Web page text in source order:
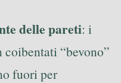
delle pareti: i
coibentati “bevono”
fuori per